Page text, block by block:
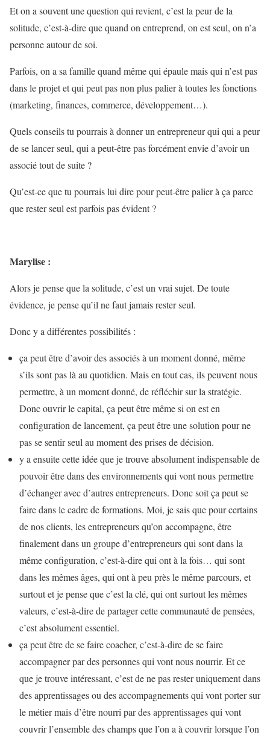
Et on a souvent une question qui revient, c’est la peur de la
solitude, c’est-à-dire que quand on entreprend, on est seul, on n’a
personne autour de soi.
Parfois, on a sa famille quand même qui épaule mais qui n’est pas
dans le projet et qui peut pas non plus palier à toutes les fonctions
(marketing, finances, commerce, développement…).
Quels conseils tu pourrais à donner un entrepreneur qui qui a peur
de se lancer seul, qui a peut-être pas forcément envie d’avoir un
associé tout de suite ?
Qu’est-ce que tu pourrais lui dire pour peut-être palier à ça parce
que rester seul est parfois pas évident ?
Marylise :
Alors je pense que la solitude, c’est un vrai sujet. De toute
évidence, je pense qu’il ne faut jamais rester seul.
Donc y a différentes possibilités :
ça peut être d’avoir des associés à un moment donné, même
s’ils sont pas là au quotidien. Mais en tout cas, ils peuvent nous
permettre, à un moment donné, de réfléchir sur la stratégie.
Donc ouvrir le capital, ça peut être même si on est en
configuration de lancement, ça peut être une solution pour ne
pas se sentir seul au moment des prises de décision.
y a ensuite cette idée que je trouve absolument indispensable de
pouvoir être dans des environnements qui vont nous permettre
d’échanger avec d’autres entrepreneurs. Donc soit ça peut se
faire dans le cadre de formations. Moi, je sais que pour certains
de nos clients, les entrepreneurs qu’on accompagne, être
finalement dans un groupe d’entrepreneurs qui sont dans la
même configuration, c’est-à-dire qui ont à la fois… qui sont
dans les mêmes âges, qui ont à peu près le même parcours, et
surtout et je pense que c’est la clé, qui ont surtout les mêmes
valeurs, c’est-à-dire de partager cette communauté de pensées,
c’est absolument essentiel.
ça peut être de se faire coacher, c’est-à-dire de se faire
accompagner par des personnes qui vont nous nourrir. Et ce
que je trouve intéressant, c’est de ne pas rester uniquement dans
des apprentissages ou des accompagnements qui vont porter sur
le métier mais d’être nourri par des apprentissages qui vont
couvrir l’ensemble des champs que l’on a à couvrir lorsque l’on